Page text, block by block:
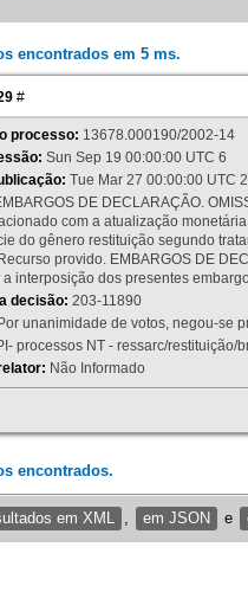
encontrados em 5 ms.
#
processo: 13678.000190/2002-14
Sun Sep 19 00:00:00 UTC 6
Tue Mar 27 00:00:00 UTC
DE DECLARAÇÃO.
com a atualização
do gênero restituição segundo
provido. EMBARGOS DE
a interposição dos presentes
decisão: 203-11890
Por unanimidade de votos, negou-se
processos NT - ressarc/restituição/
Não Informado
encontrados.
em XML em JSON e